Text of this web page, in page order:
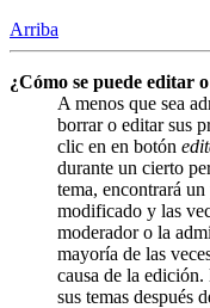
Arriba
¿Cómo se puede editar
A menos que sea
borrar o editar sus
clic en en botón
durante un cierto
tema, encontrará
modificado y las
moderador o la
mayoría de las
causa de la
sus temas después